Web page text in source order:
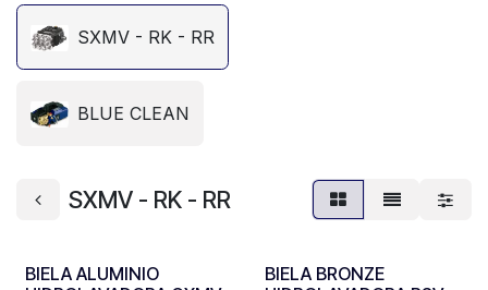
SXMV - RK - RR
BLUE CLEAN
SXMV - RK - RR
BIELA ALUMINIO
BIELA BRONZE